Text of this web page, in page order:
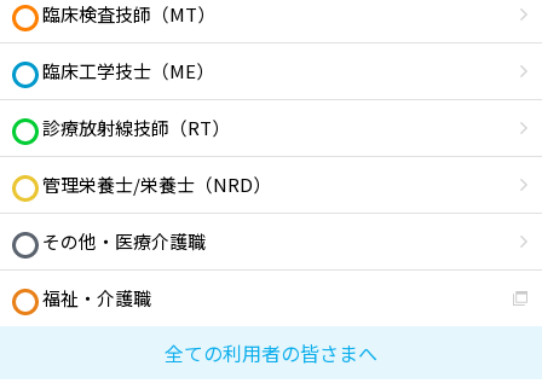
臨床検査技師（MT）
臨床工学技士（ME）
診療放射線技師（RT）
管理栄養士/栄養士（NRD）
その他・医療介護職
福祉・介護職
全ての利用者の皆さまへ